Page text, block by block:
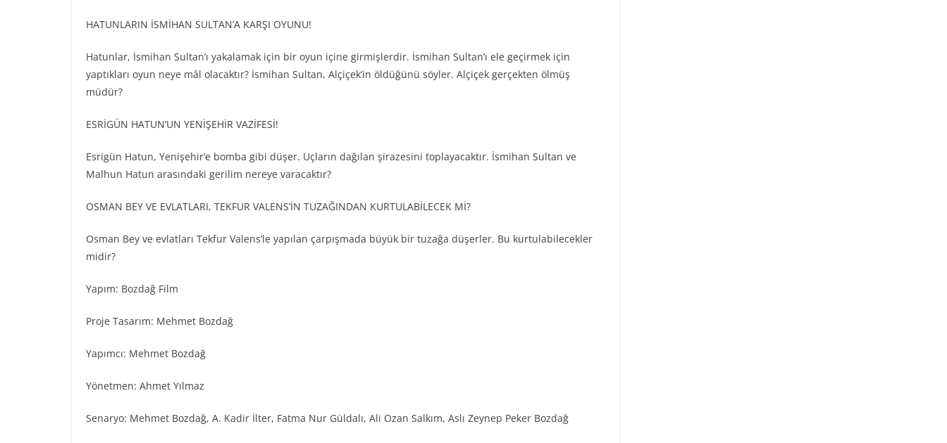
HATUNLARIN İSMİHAN SULTAN’A KARŞI OYUNU!
Hatunlar, İsmihan Sultan’ı yakalamak için bir oyun içine girmişlerdir. İsmihan Sultan’ı ele geçirmek için
yaptıkları oyun neye mâl olacaktır? İsmihan Sultan, Alçiçek’in öldüğünü söyler. Alçiçek gerçekten ölmüş
müdür?
ESRİGÜN HATUN’UN YENİŞEHİR VAZİFESİ!
Esrigün Hatun, Yenişehir’e bomba gibi düşer. Uçların dağılan şirazesini toplayacaktır. İsmihan Sultan ve
Malhun Hatun arasındaki gerilim nereye varacaktır?
OSMAN BEY VE EVLATLARI, TEKFUR VALENS’İN TUZAĞINDAN KURTULABİLECEK Mİ?
Osman Bey ve evlatları Tekfur Valens’le yapılan çarpışmada büyük bir tuzağa düşerler. Bu kurtulabilecekler
midir?
Yapım: Bozdağ Fi̇lm
Proje Tasarım: Mehmet Bozdağ
Yapımcı: Mehmet Bozdağ
Yönetmen: Ahmet Yılmaz
Senaryo: Mehmet Bozdağ, A. Kadir İlter, Fatma Nur Güldalı, Ali Ozan Salkım, Aslı Zeynep Peker Bozdağ